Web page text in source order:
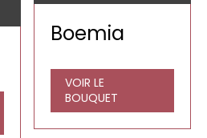
Boemia
VOIR LE
BOUQUET